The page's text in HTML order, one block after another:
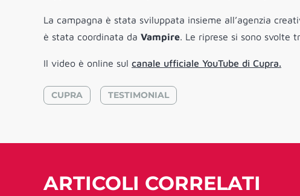
La campagna è stata sviluppata insieme all’agenzia
è stata coordinata da Vampire. Le riprese si sono svolte
Il video è online sul canale ufficiale YouTube di Cupra.
CUPRA TESTIMONIAL
ARTICOLI CORRELATI